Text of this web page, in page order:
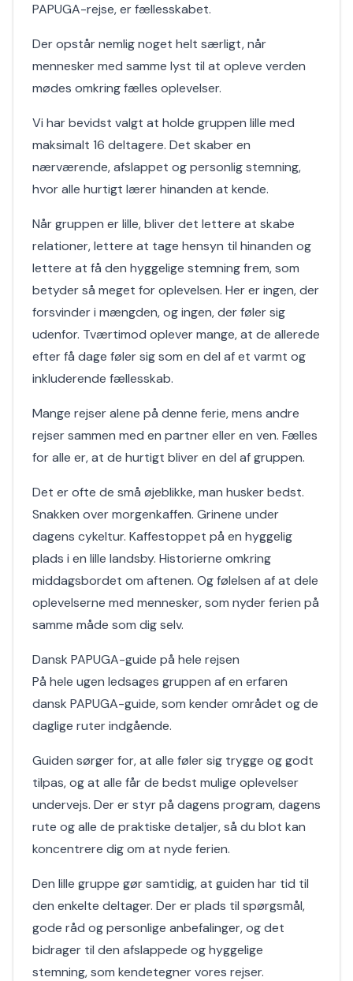
PAPUGA-rejse, er fællesskabet.
Der opstår nemlig noget helt særligt, når
mennesker med samme lyst til at opleve verden
mødes omkring fælles oplevelser.
Vi har bevidst valgt at holde gruppen lille med
maksimalt 16 deltagere. Det skaber en
nærværende, afslappet og personlig stemning,
hvor alle hurtigt lærer hinanden at kende.
Når gruppen er lille, bliver det lettere at skabe
relationer, lettere at tage hensyn til hinanden og
lettere at få den hyggelige stemning frem, som
betyder så meget for oplevelsen. Her er ingen, der
forsvinder i mængden, og ingen, der føler sig
udenfor. Tværtimod oplever mange, at de allerede
efter få dage føler sig som en del af et varmt og
inkluderende fællesskab.
Mange rejser alene på denne ferie, mens andre
rejser sammen med en partner eller en ven. Fælles
for alle er, at de hurtigt bliver en del af gruppen.
Det er ofte de små øjeblikke, man husker bedst.
Snakken over morgenkaffen. Grinene under
dagens cykeltur. Kaffestoppet på en hyggelig
plads i en lille landsby. Historierne omkring
middagsbordet om aftenen. Og følelsen af at dele
oplevelserne med mennesker, som nyder ferien på
samme måde som dig selv.
Dansk PAPUGA-guide på hele rejsen
På hele ugen ledsages gruppen af en erfaren
dansk PAPUGA-guide, som kender området og de
daglige ruter indgående.
Guiden sørger for, at alle føler sig trygge og godt
tilpas, og at alle får de bedst mulige oplevelser
undervejs. Der er styr på dagens program, dagens
rute og alle de praktiske detaljer, så du blot kan
koncentrere dig om at nyde ferien.
Den lille gruppe gør samtidig, at guiden har tid til
den enkelte deltager. Der er plads til spørgsmål,
gode råd og personlige anbefalinger, og det
bidrager til den afslappede og hyggelige
stemning, som kendetegner vores rejser.